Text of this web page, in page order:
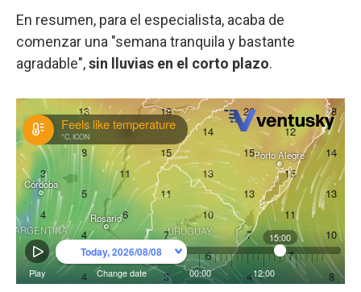
En resumen, para el especialista, acaba de
comenzar una "semana tranquila y bastante
agradable",sin lluvias en el corto plazo.